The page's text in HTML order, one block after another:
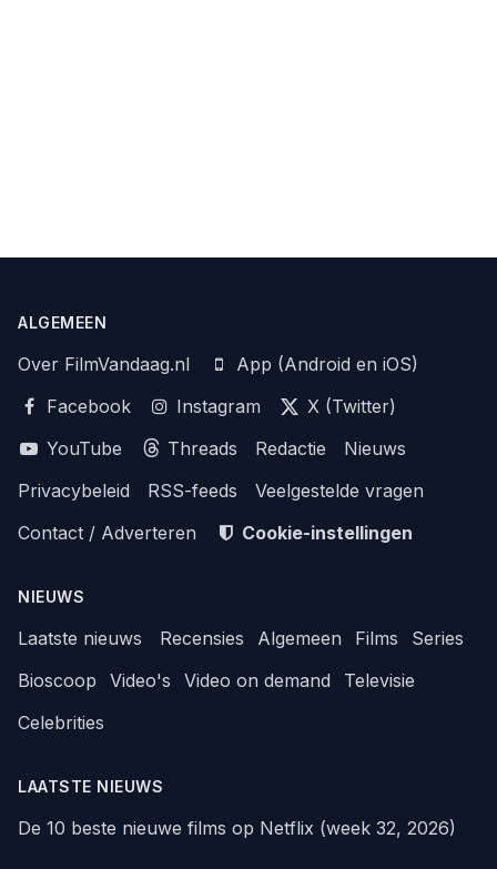
ALGEMEEN
Over FilmVandaag.nl
App (Android en iOS)
Facebook
Instagram
X (Twitter)
YouTube
Threads Redactie
Nieuws
Privacybeleid
RSS-feeds
Veelgestelde vragen
Contact / Adverteren
Cookie-instellingen
NIEUWS
Laatste nieuws Recensies Algemeen Films
Series
Bioscoop
Video's Video on demand
Televisie
Celebrities
LAATSTE NIEUWS
De 10 beste nieuwe films op Netflix (week 32, 2026)